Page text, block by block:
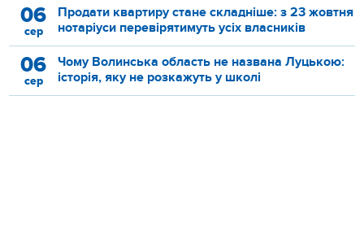
06
сер
Продати квартиру стане складніше: з 23 жовтня
нотаріуси перевірятимуть усіх власників
06
сер
Чому Волинська область не названа Луцькою:
історія, яку не розкажуть у школі